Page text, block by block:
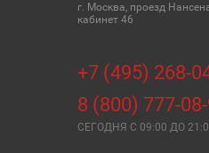
г. Москва, проезд
кабинет 46
+7 (495) 268-
8 (800) 777-
СЕГОДНЯ C 09:00 ДО